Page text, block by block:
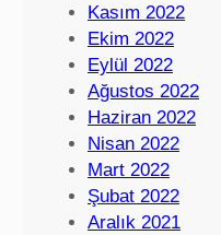
Kasım 2022
Ekim 2022
Eylül 2022
Ağustos 2022
Haziran 2022
Nisan 2022
Mart 2022
Şubat 2022
Aralık 2021